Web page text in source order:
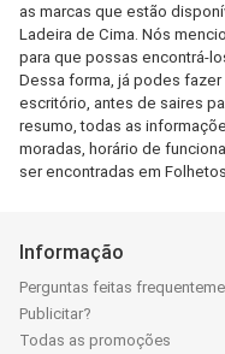
as marcas que estão
Ladeira de Cima. Nós
para que possas encontrá-
Dessa forma, já podes
escritório, antes de saires
resumo, todas as
moradas, horário de
ser encontradas em
Informação
Perguntas feitas
Publicitar?
Todas as promoções